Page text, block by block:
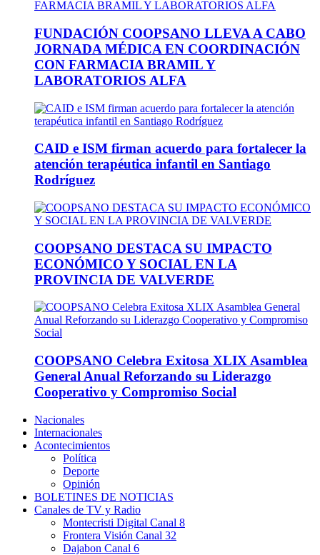
FUNDACIÓN COOPSANO LLEVA A CABO
JORNADA MÉDICA EN COORDINACIÓN
CON FARMACIA BRAMIL Y
LABORATORIOS ALFA
CAID e ISM firman acuerdo para fortalecer la
atención terapéutica infantil en Santiago
Rodríguez
COOPSANO DESTACA SU IMPACTO
ECONÓMICO Y SOCIAL EN LA
PROVINCIA DE VALVERDE
COOPSANO Celebra Exitosa XLIX Asamblea
General Anual Reforzando su Liderazgo
Cooperativo y Compromiso Social
Nacionales
Internacionales
Acontecimientos
Política
Deporte
Opinión
BOLETINES DE NOTICIAS
Canales de TV y Radio
Montecristi Digital Canal 8
Frontera Visión Canal 32
Dajabon Canal 6